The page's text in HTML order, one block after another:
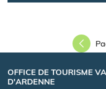
OFFICE DE TOURISME
D'ARDENNE